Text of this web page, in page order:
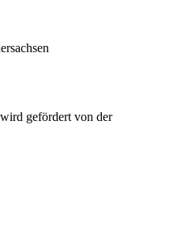
gefördert von der